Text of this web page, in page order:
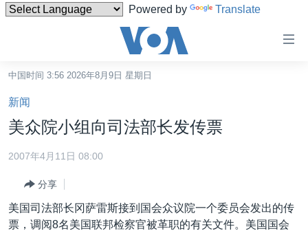
Powered by Translate
碍
链
接
跳
转
容
跳
港澳
国际
中国时间 3:56 2026年8月9日 星期日
新闻
美众院小组向司法部长发传票
2007年4月11日 08:00
分享
美国司法部长冈萨雷斯接到国会众议院一个委员会发出的传
票，调阅8名美国联邦检察官被革职的有关文件。美国国会